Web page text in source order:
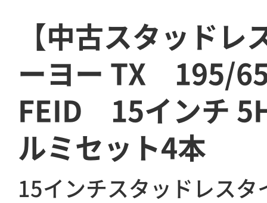
【中古スタッドレ
ーヨー TX 195/
FEID 15インチ
ルミセット4本
15インチスタッドレスタ